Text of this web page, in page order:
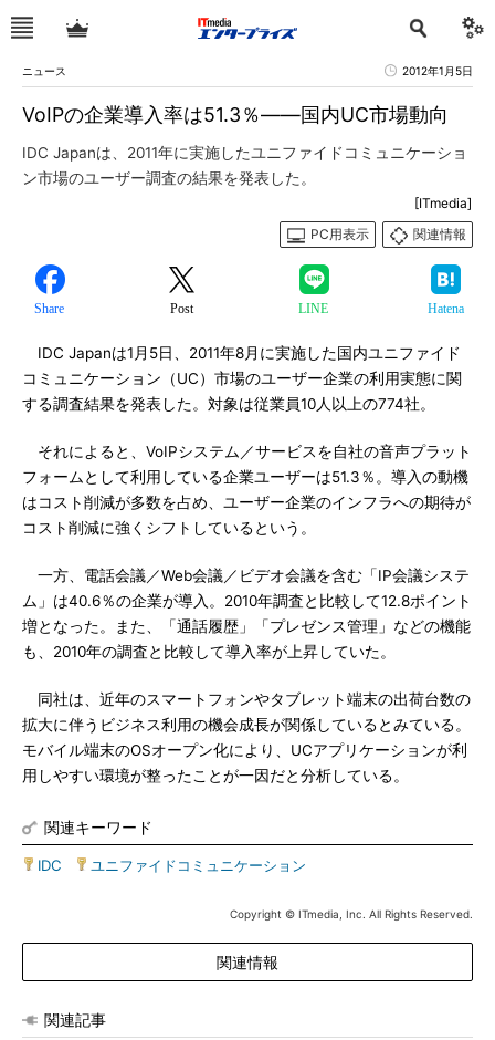
ニュース 2012年1月5日
VoIPの企業導入率は51.3％――国内UC市場動向
IDC Japanは、2011年に実施したユニファイドコミュニケーショ
ン市場のユーザー調査の結果を発表した。
[ITmedia]
PC用表示
関連情報
Share Post LINE Hatena
IDC Japanは1月5日、2011年8月に実施した国内ユニファイド
コミュニケーション（UC）市場のユーザー企業の利用実態に関
する調査結果を発表した。対象は従業員10人以上の774社。
それによると、VoIPシステム／サービスを自社の音声プラット
フォームとして利用している企業ユーザーは51.3％。導入の動機
はコスト削減が多数を占め、ユーザー企業のインフラへの期待が
コスト削減に強くシフトしているという。
一方、電話会議／Web会議／ビデオ会議を含む「IP会議システ
ム」は40.6％の企業が導入。2010年調査と比較して12.8ポイント
増となった。また、「通話履歴」「プレゼンス管理」などの機能
も、2010年の調査と比較して導入率が上昇していた。
同社は、近年のスマートフォンやタブレット端末の出荷台数の
拡大に伴うビジネス利用の機会成長が関係しているとみている。
モバイル端末のOSオープン化により、UCアプリケーションが利
用しやすい環境が整ったことが一因だと分析している。
関連キーワード
IDC ユニファイドコミュニケーション
Copyright © ITmedia, Inc. All Rights Reserved.
関連情報
関連記事